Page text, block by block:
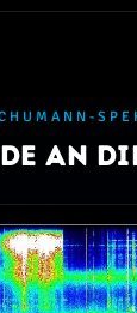
an